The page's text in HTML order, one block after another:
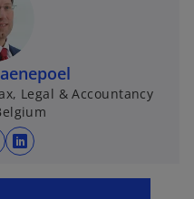
Legal & Accountancy
o